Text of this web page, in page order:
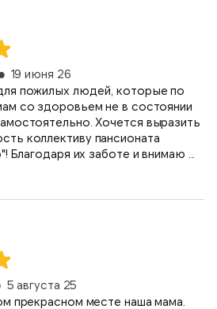
19 июня 26
пожилых людей, которые по
со здоровьем не в состоянии
Хочется выразить
коллективу пансионата
Благодаря их заботе и внимаю ...
5 августа 25
прекрасном месте наша мама.